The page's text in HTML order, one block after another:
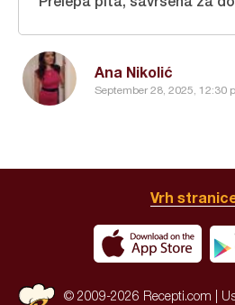
Ana Nikolić
September 28, 2025, 12:30
Vrh
© 2009-2026 Recepti.com |